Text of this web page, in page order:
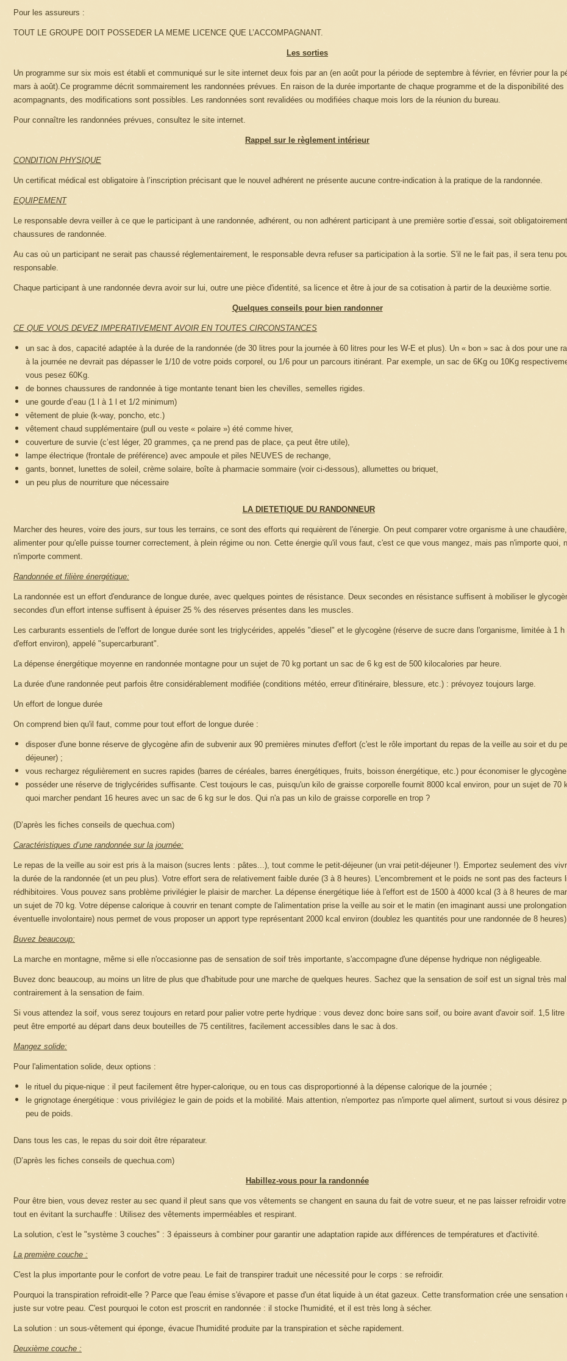
Pour les assureurs :
TOUT LE GROUPE DOIT POSSEDER LA MEME LICENCE QUE L’ACCOMPAGNANT.
Les sorties
Un programme sur six mois est établi et communiqué sur le site internet deux fois par an (en août pour la période de septembre à février, en février pour la
mars à août).Ce programme décrit sommairement les randonnées prévues. En raison de la durée importante de chaque programme et de la disponibilité des
acompagnants, des modifications sont possibles. Les randonnées sont revalidées ou modifiées chaque mois lors de la réunion du bureau.
Pour connaître les randonnées prévues, consultez le site internet.
Rappel sur le règlement intérieur
CONDITION PHYSIQUE
Un certificat médical est obligatoire à l’inscription précisant que le nouvel adhérent ne présente aucune contre-indication à la pratique de la randonnée.
EQUIPEMENT
Le responsable devra veiller à ce que le participant à une randonnée, adhérent, ou non adhérent participant à une première sortie d’essai, soit
chaussures de randonnée.
Au cas où un participant ne serait pas chaussé réglementairement, le responsable devra refuser sa participation à la sortie. S'il ne le fait pas, il sera tenu
responsable.
Chaque participant à une randonnée devra avoir sur lui, outre une pièce d'identité, sa licence et être à jour de sa cotisation à partir de la deuxième sortie.
Quelques conseils pour bien randonner
CE QUE VOUS DEVEZ IMPERATIVEMENT AVOIR EN TOUTES CIRCONSTANCES
un sac à dos, capacité adaptée à la durée de la randonnée (de 30 litres pour la journée à 60 litres pour les W-E et plus). Un « bon » sac à dos pour une
à la journée ne devrait pas dépasser le 1/10 de votre poids corporel, ou 1/6 pour un parcours itinérant. Par exemple, un sac de 6Kg ou 10Kg
vous pesez 60Kg.
de bonnes chaussures de randonnée à tige montante tenant bien les chevilles, semelles rigides.
une gourde d’eau (1 l à 1 l et 1/2 minimum)
vêtement de pluie (k-way, poncho, etc.)
vêtement chaud supplémentaire (pull ou veste « polaire ») été comme hiver,
couverture de survie (c’est léger, 20 grammes, ça ne prend pas de place, ça peut être utile),
lampe électrique (frontale de préférence) avec ampoule et piles NEUVES de rechange,
gants, bonnet, lunettes de soleil, crème solaire, boîte à pharmacie sommaire (voir ci-dessous), allumettes ou briquet,
un peu plus de nourriture que nécessaire
LA DIETETIQUE DU RANDONNEUR
Marcher des heures, voire des jours, sur tous les terrains, ce sont des efforts qui requièrent de l'énergie. On peut comparer votre organisme à une
alimenter pour qu'elle puisse tourner correctement, à plein régime ou non. Cette énergie qu'il vous faut, c'est ce que vous mangez, mais pas n'importe quoi,
n'importe comment.
Randonnée et filière énergétique:
La randonnée est un effort d'endurance de longue durée, avec quelques pointes de résistance. Deux secondes en résistance suffisent à mobiliser le
secondes d'un effort intense suffisent à épuiser 25 % des réserves présentes dans les muscles.
Les carburants essentiels de l'effort de longue durée sont les triglycérides, appelés "diesel" et le glycogène (réserve de sucre dans l'organisme, limitée à 1 h
d'effort environ), appelé "supercarburant".
La dépense énergétique moyenne en randonnée montagne pour un sujet de 70 kg portant un sac de 6 kg est de 500 kilocalories par heure.
La durée d'une randonnée peut parfois être considérablement modifiée (conditions météo, erreur d'itinéraire, blessure, etc.) : prévoyez toujours large.
Un effort de longue durée
On comprend bien qu'il faut, comme pour tout effort de longue durée :
disposer d'une bonne réserve de glycogène afin de subvenir aux 90 premières minutes d'effort (c'est le rôle important du repas de la veille au soir et du
déjeuner) ;
vous rechargez régulièrement en sucres rapides (barres de céréales, barres énergétiques, fruits, boisson énergétique, etc.) pour économiser le
posséder une réserve de triglycérides suffisante. C'est toujours le cas, puisqu'un kilo de graisse corporelle fournit 8000 kcal environ, pour un sujet de 70
quoi marcher pendant 16 heures avec un sac de 6 kg sur le dos. Qui n'a pas un kilo de graisse corporelle en trop ?
(D’après les fiches conseils de quechua.com)
Caractéristiques d’une randonnée sur la journée:
Le repas de la veille au soir est pris à la maison (sucres lents : pâtes...), tout comme le petit-déjeuner (un vrai petit-déjeuner !). Emportez seulement des
la durée de la randonnée (et un peu plus). Votre effort sera de relativement faible durée (3 à 8 heures). L'encombrement et le poids ne sont pas des facteurs
rédhibitoires. Vous pouvez sans problème privilégier le plaisir de marcher. La dépense énergétique liée à l'effort est de 1500 à 4000 kcal (3 à 8 heures de
un sujet de 70 kg. Votre dépense calorique à couvrir en tenant compte de l'alimentation prise la veille au soir et le matin (en imaginant aussi une prolongation
éventuelle involontaire) nous permet de vous proposer un apport type représentant 2000 kcal environ (doublez les quantités pour une randonnée de 8 heures).
Buvez beaucoup:
La marche en montagne, même si elle n'occasionne pas de sensation de soif très importante, s'accompagne d'une dépense hydrique non négligeable.
Buvez donc beaucoup, au moins un litre de plus que d'habitude pour une marche de quelques heures. Sachez que la sensation de soif est un signal très mal
contrairement à la sensation de faim.
Si vous attendez la soif, vous serez toujours en retard pour palier votre perte hydrique : vous devez donc boire sans soif, ou boire avant d'avoir soif. 1,5 litre
peut être emporté au départ dans deux bouteilles de 75 centilitres, facilement accessibles dans le sac à dos.
Mangez solide:
Pour l'alimentation solide, deux options :
le rituel du pique-nique : il peut facilement être hyper-calorique, ou en tous cas disproportionné à la dépense calorique de la journée ;
le grignotage énergétique : vous privilégiez le gain de poids et la mobilité. Mais attention, n'emportez pas n'importe quel aliment, surtout si vous désirez
peu de poids.
Dans tous les cas, le repas du soir doit être réparateur.
(D’après les fiches conseils de quechua.com)
Habillez-vous pour la randonnée
Pour être bien, vous devez rester au sec quand il pleut sans que vos vêtements se changent en sauna du fait de votre sueur, et ne pas laisser refroidir
tout en évitant la surchauffe : Utilisez des vêtements imperméables et respirant.
La solution, c'est le "système 3 couches" : 3 épaisseurs à combiner pour garantir une adaptation rapide aux différences de températures et d'activité.
La première couche :
C'est la plus importante pour le confort de votre peau. Le fait de transpirer traduit une nécessité pour le corps : se refroidir.
Pourquoi la transpiration refroidit-elle ? Parce que l'eau émise s'évapore et passe d'un état liquide à un état gazeux. Cette transformation crée une sensation
juste sur votre peau. C'est pourquoi le coton est proscrit en randonnée : il stocke l'humidité, et il est très long à sécher.
La solution : un sous-vêtement qui éponge, évacue l'humidité produite par la transpiration et sèche rapidement.
Deuxième couche :